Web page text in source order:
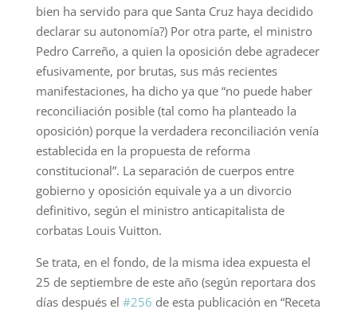
bien ha servido para que Santa Cruz haya decidido
declarar su autonomía?) Por otra parte, el ministro
Pedro Carreño, a quien la oposición debe agradecer
efusivamente, por brutas, sus más recientes
manifestaciones, ha dicho ya que “no puede haber
reconciliación posible (tal como ha planteado la
oposición) porque la verdadera reconciliación venía
establecida en la propuesta de reforma
constitucional”. La separación de cuerpos entre
gobierno y oposición equivale ya a un divorcio
definitivo, según el ministro anticapitalista de
corbatas Louis Vuitton.
Se trata, en el fondo, de la misma idea expuesta el
25 de septiembre de este año (según reportara dos
días después el #256 de esta publicación en “Receta